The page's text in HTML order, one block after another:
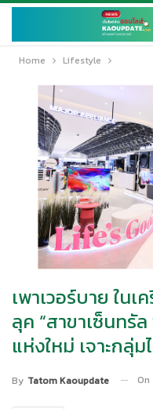
Home Lifestyle
เพาเวอร์บาย ใน
ลุค “สาขาเซ็นทรั
แห่งใหม่ เจาะกลุ่
By Tatom Kaoupdate On